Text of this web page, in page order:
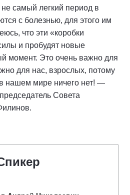
самый легкий период в
с болезнью, для этого им
что эти «коробки
и пробудят новые
момент. Это очень важно для
для нас, взрослых, потому
нашем мире ничего нет! —
Совета